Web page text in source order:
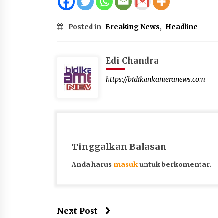
Posted in Breaking News, Headline
Edi Chandra
https://bidikankameranews.com
Tinggalkan Balasan
Anda harus masukuntuk berkomentar.
Next Post